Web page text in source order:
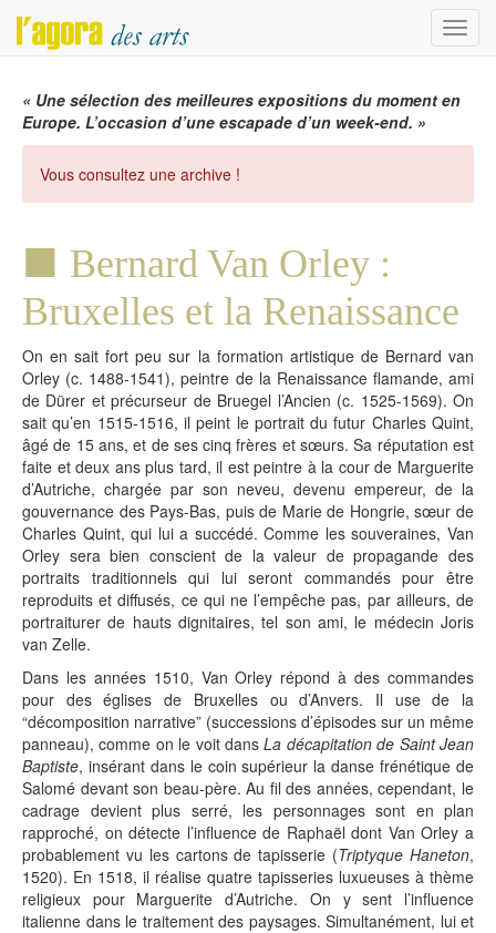
Menu
« Une sélection des meilleures expositions du moment en
Europe. L’occasion d’une escapade d’un week-end. »
Vous consultez une archive !
Bernard Van Orley :
Bruxelles et la Renaissance
On en sait fort peu sur la formation artistique de Bernard van
Orley (c. 1488-1541), peintre de la Renaissance flamande, ami
de Dürer et précurseur de Bruegel l’Ancien (c. 1525-1569). On
sait qu’en 1515-1516, il peint le portrait du futur Charles Quint,
âgé de 15 ans, et de ses cinq frères et sœurs. Sa réputation est
faite et deux ans plus tard, il est peintre à la cour de Marguerite
d’Autriche, chargée par son neveu, devenu empereur, de la
gouvernance des Pays-Bas, puis de Marie de Hongrie, sœur de
Charles Quint, qui lui a succédé. Comme les souveraines, Van
Orley sera bien conscient de la valeur de propagande des
portraits traditionnels qui lui seront commandés pour être
reproduits et diffusés, ce qui ne l’empêche pas, par ailleurs, de
portraiturer de hauts dignitaires, tel son ami, le médecin Joris
van Zelle.
Dans les années 1510, Van Orley répond à des commandes
pour des églises de Bruxelles ou d’Anvers. Il use de la
“décomposition narrative” (successions d’épisodes sur un même
panneau), comme on le voit dansLa décapitation de Saint Jean
Baptiste, insérant dans le coin supérieur la danse frénétique de
Salomé devant son beau-père. Au fil des années, cependant, le
cadrage devient plus serré, les personnages sont en plan
rapproché, on détecte l’influence de Raphaël dont Van Orley a
probablement vu les cartons de tapisserie (Triptyque Haneton,
1520). En 1518, il réalise quatre tapisseries luxueuses à thème
religieux pour Marguerite d’Autriche. On y sent l’influence
italienne dans le traitement des paysages. Simultanément, lui et